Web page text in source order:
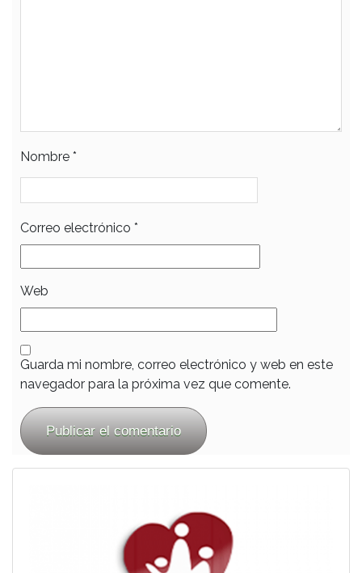
Nombre *
Correo electrónico *
Web
Guarda mi nombre, correo electrónico y web en este
navegador para la próxima vez que comente.